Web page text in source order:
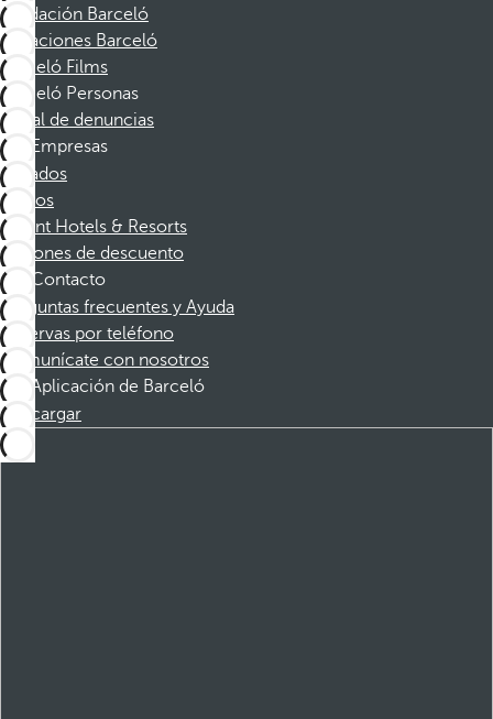
Fundación Barceló
Vacaciones Barceló
Barceló Films
Barceló Personas
Canal de denuncias
Empresas
Afiliados
Socios
Dorint Hotels & Resorts
Cupones de descuento
Contacto
Preguntas frecuentes y Ayuda
Reservas por teléfono
Comunícate con nosotros
Aplicación de Barceló
Descargar